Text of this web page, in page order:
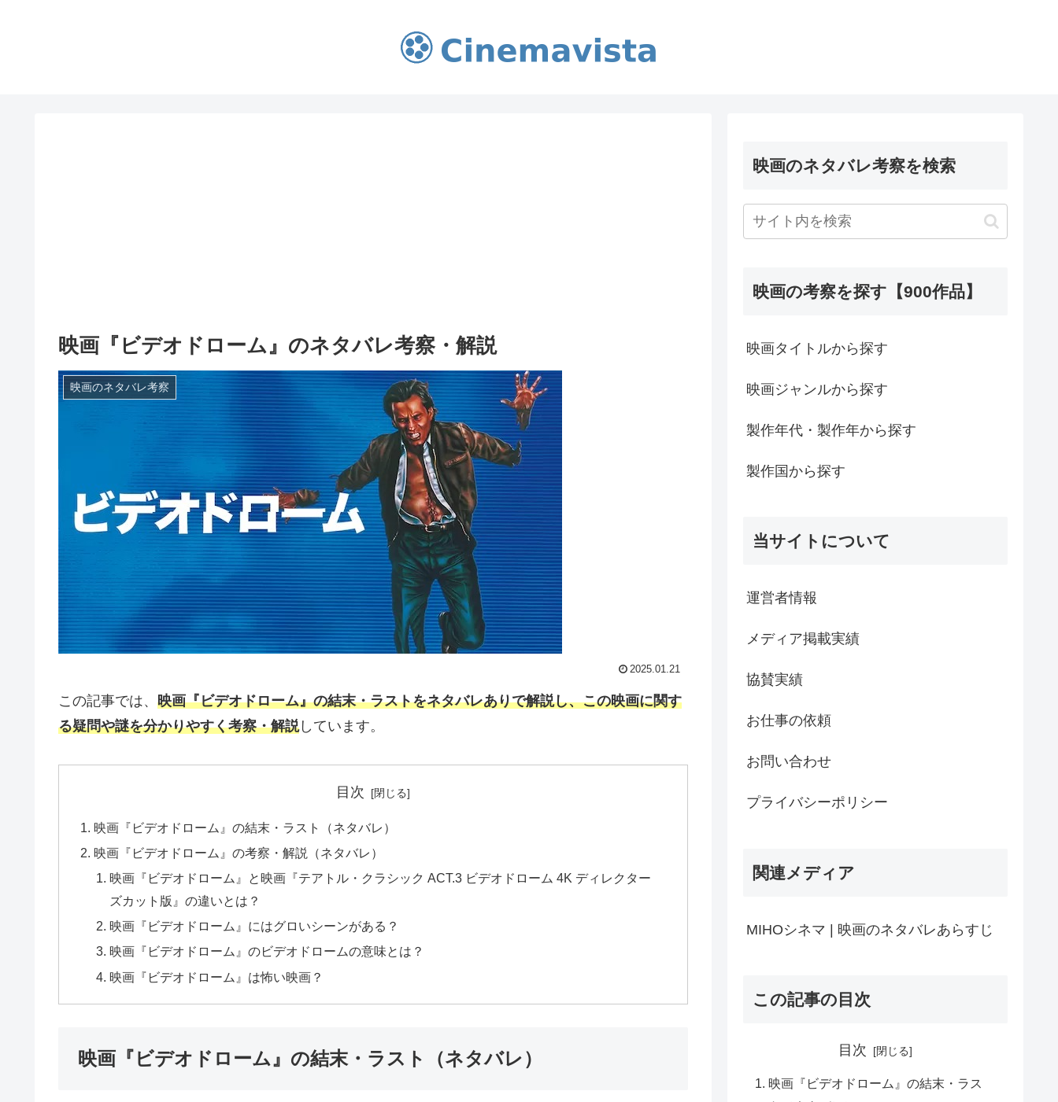
映画『ビデオドローム』のネタバレ考察・解説
映画のネタバレ考察
2025.01.21
この記事では、 映画『ビデオドローム』の結末・ラストをネタバレありで解説し、この映画に関す
る疑問や謎を分かりやすく考察・解説しています。
目次
映画『ビデオドローム』の結末・ラスト（ネタバレ）
映画『ビデオドローム』の考察・解説（ネタバレ）
映画『ビデオドローム』と映画『テアトル・クラシック ACT.3 ビデオドローム 4K ディレクター
ズカット版』の違いとは？
映画『ビデオドローム』にはグロいシーンがある？
映画『ビデオドローム』のビデオドロームの意味とは？
映画『ビデオドローム』は怖い映画？
映画『ビデオドローム』の結末・ラスト（ネタバレ）
映画のネタバレ考察を検索
映画の考察を探す【900作品】
映画タイトルから探す
映画ジャンルから探す
製作年代・製作年から探す
製作国から探す
当サイトについて
運営者情報
メディア掲載実績
協賛実績
お仕事の依頼
お問い合わせ
プライバシーポリシー
関連メディア
MIHOシネマ | 映画のネタバレあらすじ
この記事の目次
目次
映画『ビデオドローム』の結末・ラス